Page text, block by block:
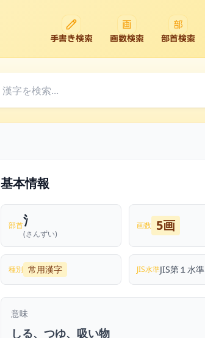
手書き検索 画数検索 部首検索
基本情報
部首氵
(さんずい)
画数 5画
種別 常用漢字 JIS水準JIS第１水準
意味
しる、つゆ、吸い物